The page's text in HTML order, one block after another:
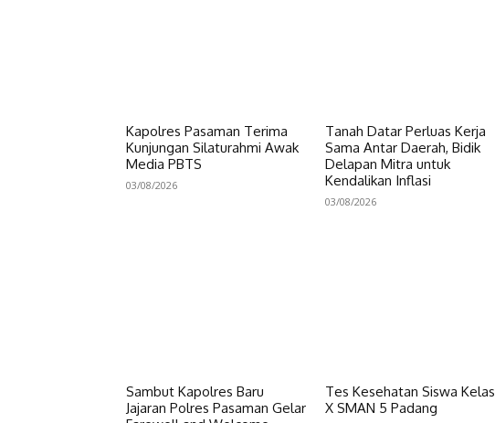
Kapolres Pasaman Terima
Kunjungan Silaturahmi Awak
Media PBTS
03/08/2026
Tanah Datar Perluas Kerja
Sama Antar Daerah, Bidik
Delapan Mitra untuk
Kendalikan Inflasi
03/08/2026
Sambut Kapolres Baru
Jajaran Polres Pasaman Gelar
Tes Kesehatan Siswa Kelas
X SMAN 5 Padang